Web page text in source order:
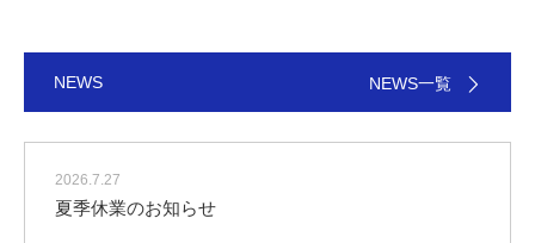
NEWS NEWS一覧
2026.7.27
夏季休業のお知らせ